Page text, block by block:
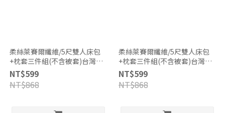
柔絲萊賽爾纖維/5尺雙人床包
+枕套三件組(不含被套)台灣製/
中灰
NT$599
NT$868
柔絲萊賽爾纖維/5尺雙人床包
+枕套三件組(不含被套)台灣製/
雪灰
NT$599
NT$868